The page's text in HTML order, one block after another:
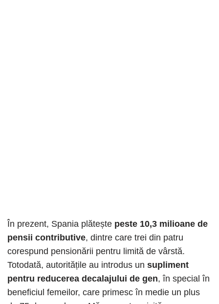
În prezent, Spania plătește peste 10,3 milioane de
pensii contributive, dintre care trei din patru
corespund pensionării pentru limită de vârstă.
Totodată, autoritățile au introdus un supliment
pentru reducerea decalajului de gen, în special în
beneficiul femeilor, care primesc în medie un plus